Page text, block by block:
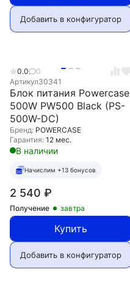
Добавить в конфигуратор
0.0
0
Артикул30341
Блок питания Powercase
500W PW500 Black (PS-
500W-DC)
Бренд: POWERCASE
Гарантия: 12 мес.
В наличии
Начислим +13 бонусов
2 540 ₽
Получение завтра
Купить
Добавить в конфигуратор